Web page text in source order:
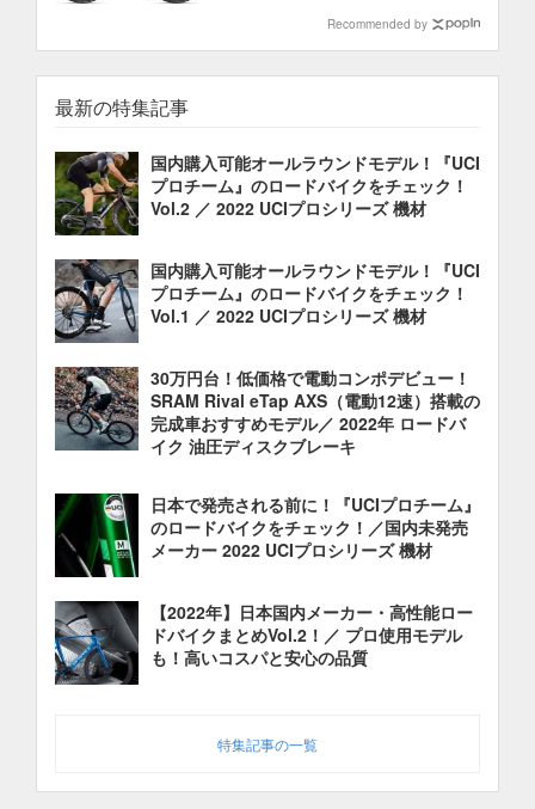
Recommended by
最新の特集記事
国内購入可能オールラウンドモデル！『UCI
プロチーム』のロードバイクをチェック！
Vol.2 ／ 2022 UCIプロシリーズ 機材
国内購入可能オールラウンドモデル！『UCI
プロチーム』のロードバイクをチェック！
Vol.1 ／ 2022 UCIプロシリーズ 機材
30万円台！低価格で電動コンポデビュー！
SRAM Rival eTap AXS（電動12速）搭載の
完成車おすすめモデル／ 2022年 ロードバ
イク 油圧ディスクブレーキ
日本で発売される前に！『UCIプロチーム』
のロードバイクをチェック！／国内未発売
メーカー 2022 UCIプロシリーズ 機材
【2022年】日本国内メーカー・高性能ロー
ドバイクまとめVol.2！／ プロ使用モデル
も！高いコスパと安心の品質
特集記事の一覧